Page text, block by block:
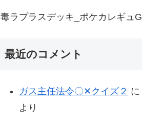
毒ラプラスデッキ_ポケカレギュG
最近のコメント
ガス主任法令〇✕クイズ２ に
より